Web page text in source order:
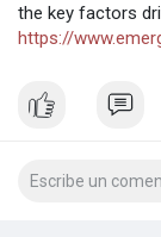
the key factors
https://